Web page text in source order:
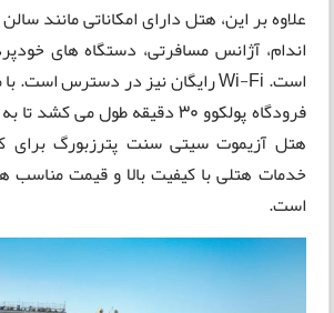
علاوه بر این، هتل دارای امکاناتی مانند
اندام، آژانس مسافرتی، دستگاه های
فرودگاه پولکوو 30 دقیقه طول می
هتل آزیموت سیتی سنت پترزبورگ برای
خدمات هتلی با کیفیت بالا و قیمت مناسب
است.